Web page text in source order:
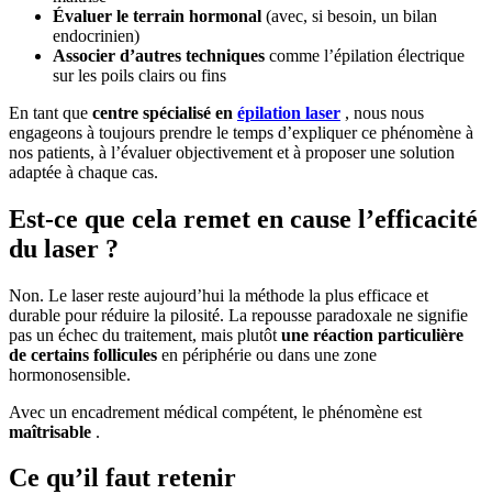
Évaluer le terrain hormonal (avec, si besoin, un bilan
endocrinien)
Associer d’autres techniques comme l’épilation électrique
sur les poils clairs ou fins
En tant que centre spécialisé en épilation laser , nous nous
engageons à toujours prendre le temps d’expliquer ce phénomène à
nos patients, à l’évaluer objectivement et à proposer une solution
adaptée à chaque cas.
Est-ce que cela remet en cause l’efficacité
du laser ?
Non. Le laser reste aujourd’hui la méthode la plus efficace et
durable pour réduire la pilosité. La repousse paradoxale ne signifie
pas un échec du traitement, mais plutôt une réaction particulière
de certains follicules en périphérie ou dans une zone
hormonosensible.
Avec un encadrement médical compétent, le phénomène est
maîtrisable .
Ce qu’il faut retenir